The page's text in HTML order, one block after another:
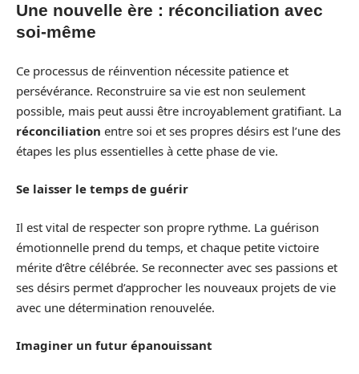
Une nouvelle ère : réconciliation avec
soi-même
Ce processus de réinvention nécessite patience et
persévérance. Reconstruire sa vie est non seulement
possible, mais peut aussi être incroyablement gratifiant. La
réconciliation entre soi et ses propres désirs est l’une des
étapes les plus essentielles à cette phase de vie.
Se laisser le temps de guérir
Il est vital de respecter son propre rythme. La guérison
émotionnelle prend du temps, et chaque petite victoire
mérite d’être célébrée. Se reconnecter avec ses passions et
ses désirs permet d’approcher les nouveaux projets de vie
avec une détermination renouvelée.
Imaginer un futur épanouissant